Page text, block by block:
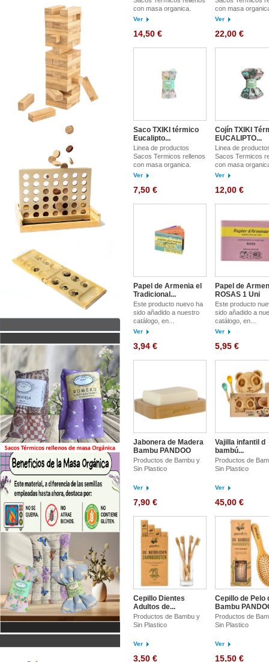
con masa organica.
Ver
14,50 €
con masa
Ver
22,00 €
Saco TXIKI térmico
Eucalipto...
Linea de productos
Sacos Termicos rellenos
con masa organica.
Ver
7,50 €
Cojín TXIKI
EUCALIPTO...
Linea de
Sacos Termicos
con masa
Ver
12,00 €
Papel de Armenia el
Tradicional...
Este producto nuevo ha
sido añadido a nuestro
catálogo, en...
Ver
3,94 €
Papel de
ROSAS 1 Uni
Este producto
sido añadido a
catálogo, en...
Ver
5,95 €
Jabonera de Madera
Bambu PANDOO
Productos de Bambu y
Sin Plastico
Ver
7,90 €
Vajilla infantil d
bambú...
Productos de
Sin Plastico
Ver
45,00 €
Cepillo Dientes
Adultos de...
Productos de Bambu y
Sin Plastico
Ver
3,50 €
Cepillo de Pelo
Bambu
Productos de
Sin Plastico
Ver
15,50 €